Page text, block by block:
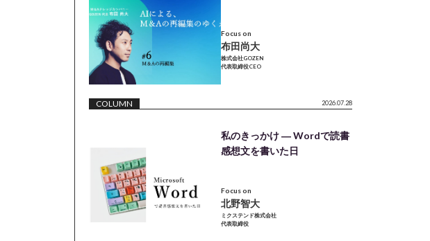
Focus on
布田尚大
株式会社GOZEN
代表取締役CEO
COLUMN 2026.07.28
私のきっかけ ― Wordで読書
感想文を書いた日
Focus on
北野智大
ミクステンド株式会社
代表取締役